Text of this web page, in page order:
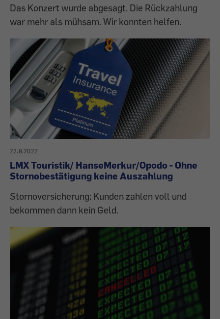
Das Konzert wurde abgesagt. Die Rückzahlung
war mehr als mühsam. Wir konnten helfen.
22.9.2022
LMX Touristik/ HanseMerkur/Opodo - Ohne
Stornobestätigung keine Auszahlung
Stornoversicherung: Kunden zahlen voll und
bekommen dann kein Geld.